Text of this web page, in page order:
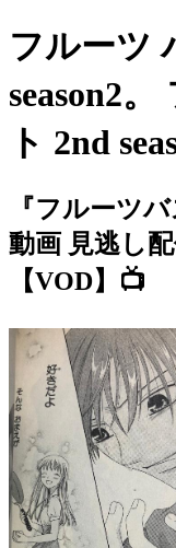
フルーツ
season2
ト 2nd
『フルーツ
動画 見逃し
【VOD】📺